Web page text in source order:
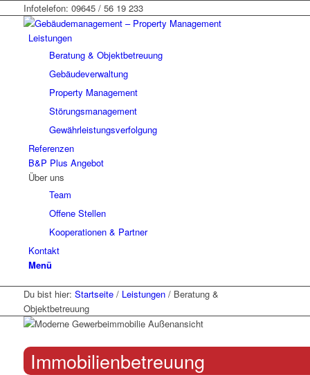
Infotelefon: 09645 / 56 19 233
Leistungen
Beratung & Objektbetreuung
Gebäudeverwaltung
Property Management
Störungsmanagement
Gewährleistungsverfolgung
Referenzen
B&P Plus Angebot
Über uns
Team
Offene Stellen
Kooperationen & Partner
Kontakt
Menü
Du bist hier: Startseite / Leistungen / Beratung &
Objektbetreuung
Immobilienbetreuung